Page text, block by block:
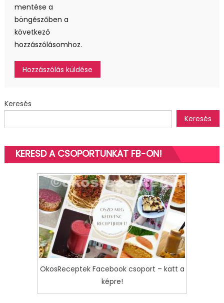
mentése a
böngészőben a
következő
hozzászólásomhoz.
Keresés
Keresés
KERESD A CSOPORTUNKAT FB-ON!
OkosReceptek Facebook csoport – katt a
képre!